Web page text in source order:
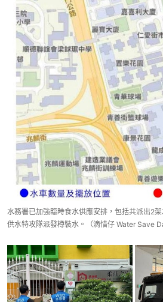
水務署已加強臨時食水供應安排，包括共派出2
供水特攻隊派發樽裝水。（滴惜仔 Water Save